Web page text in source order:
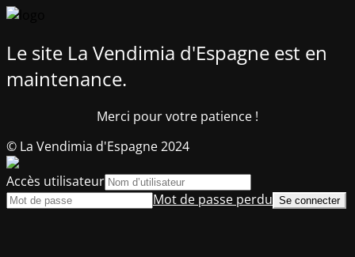
Le site La Vendimia d'Espagne est en
maintenance.
Merci pour votre patience !
© La Vendimia d'Espagne 2024
Accès utilisateur
Mot de passe perdu